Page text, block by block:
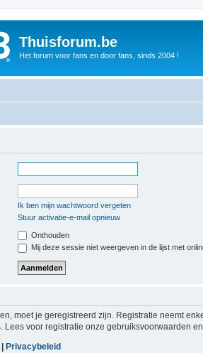
Thuisforum.be
Het forum voor fans en door fans, sinds 2004 !
Ik ben mijn wachtwoord vergeten
Stuur activatie-e-mail opnieuw
Onthouden
Mij deze sessie niet weergeven in de lijst met
moet je geregistreerd zijn. Registratie neemt
Lees voor registratie onze gebruiksvoorwaarden
Privacybeleid